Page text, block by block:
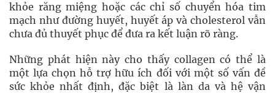
khỏe răng miệng hoặc các chỉ số chuyển hóa tim
mạch như đường huyết, huyết áp và cholesterol vẫn
chưa đủ thuyết phục để đưa ra kết luận rõ ràng.
Những phát hiện này cho thấy collagen có thể là
một lựa chọn hỗ trợ hữu ích đối với một số vấn đề
sức khỏe nhất định, đặc biệt là làn da và hệ vận